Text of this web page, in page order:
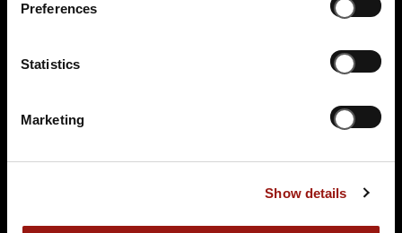
Preferences
Statistics
Marketing
Show details